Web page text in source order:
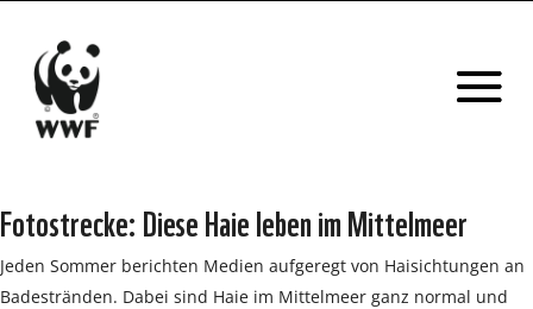
Fotostrecke: Diese Haie leben im Mittelmeer
Jeden Sommer berichten Medien aufgeregt von Haisichtungen an
Badestränden. Dabei sind Haie im Mittelmeer ganz normal und